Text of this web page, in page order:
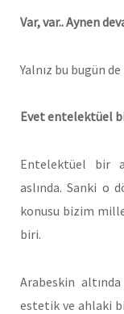
Var, var.. Aynen
Yalnız bu bugün
Evet entelektüel
Entelektüel bir
aslında. Sanki o
konusu bizim
biri.
Arabeskin
estetik ve ahlaki